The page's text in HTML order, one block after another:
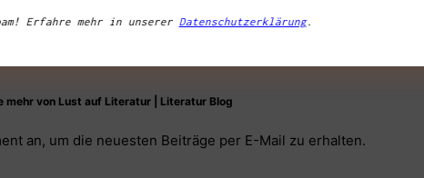
Erfahre mehr in unserer Datenschutzerklärung.
mehr von Lust auf Literatur | Literatur Blog
an, um die neuesten Beiträge per E-Mail zu erhalten.